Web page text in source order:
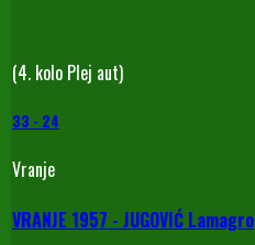
(4. kolo Plej aut)
33 - 24
Vranje
VRANJE 1957 - JUGOVIĆ Lamagro